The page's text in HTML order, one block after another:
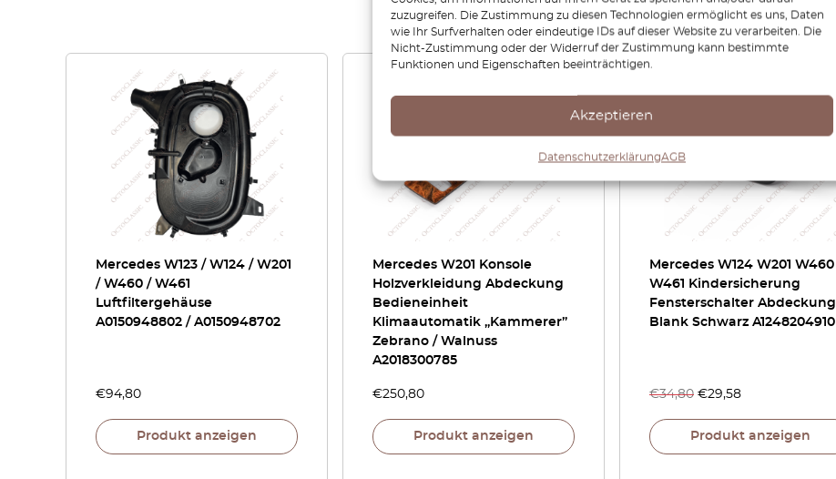
zuzugreifen. Die Zustimmung zu diesen Technologien ermöglicht es uns, Daten
wie Ihr Surfverhalten oder eindeutige IDs auf dieser Website zu verarbeiten. Die
Nicht-Zustimmung oder der Widerruf der Zustimmung kann bestimmte
Funktionen und Eigenschaften beeinträchtigen.
Akzeptieren
DatenschutzerklärungAGB
Ähnliche Produkte
Mercedes W123 / W124 / W201
/ W460 / W461
Luftfiltergehäuse
A0150948802 / A0150948702
€94,80
Produkt anzeigen
Mercedes W201 Konsole
Holzverkleidung Abdeckung
Bedieneinheit
Klimaautomatik „Kammerer”
Zebrano / Walnuss
A2018300785
€250,80
Produkt anzeigen
Mercedes W124 W201 W460
W461 Kindersicherung
Fensterschalter Abdeckung
Blank Schwarz A1248204910
€34,80 €29,58
Produkt anzeigen